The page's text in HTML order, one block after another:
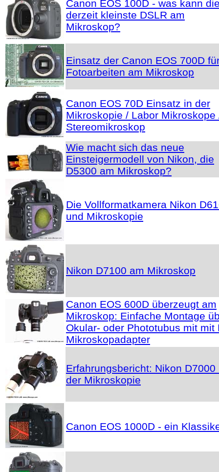
Canon EOS 100D - was kann
derzeit kleinste DSLR am
Mikroskop?
Einsatz der Canon EOS 700D
Fotoarbeiten am Mikroskop
Canon EOS 70D Einsatz in der
Mikroskopie / Labor Mikroskope
Stereomikroskop
Wie macht sich das neue
Einsteigermodell von Nikon, die
D5300 am Mikroskop?
Die Vollformatkamera Nikon
und Mikroskopie
Nikon D7100 am Mikroskop
Canon EOS 600D überzeugt am
Mikroskop: Einfache Montage
Okular- oder Phototubus mit mit
Mikroskopadapter
Erfahrungsbericht: Nikon D7000
der Mikroskopie
Canon EOS 1000D - ein